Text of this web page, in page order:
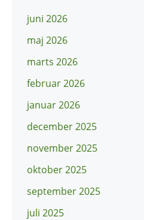
juni 2026
maj 2026
marts 2026
februar 2026
januar 2026
december 2025
november 2025
oktober 2025
september 2025
juli 2025